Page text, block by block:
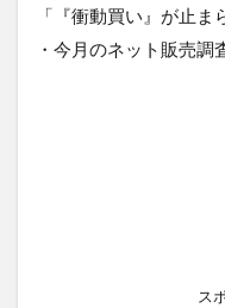
「『衝動買い』が止ま
・今月のネット販売
ス